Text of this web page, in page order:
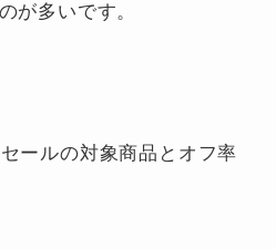
が多いです。
ールの対象商品とオフ率